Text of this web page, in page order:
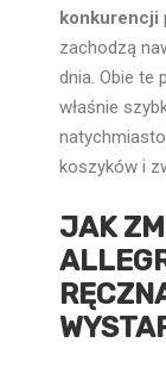
konkurencji
zachodzą
dnia. Obie te
właśnie
koszyków i
JAK